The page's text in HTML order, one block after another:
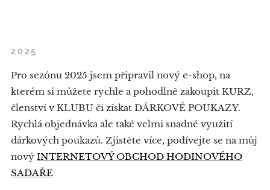
2025
Pro sezónu 2025 jsem připravil nový e-shop, na
kterém si můžete rychle a pohodlně zakoupit KURZ,
členství v KLUBU či získat DÁRKOVÉ POUKAZY.
Rychlá objednávka ale také velmi snadné využití
dárkových poukazů. Zjistěte více, podívejte se na můj
nový INTERNETOVÝ OBCHOD HODINOVÉHO
SADAŘE